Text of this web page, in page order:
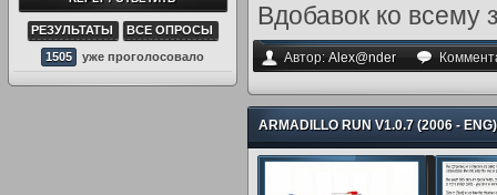
Вдобавок ко всему
Автор: Alex@nder
ARMADILLO RUN V1.0.7 (2006 -
РЕЗУЛЬТАТЫ
ВСЕ ОПРОСЫ
1505
уже проголосовало